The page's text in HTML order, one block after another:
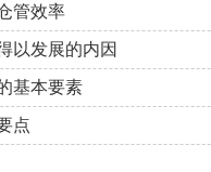
管效率
以发展的内因
基本要素
点